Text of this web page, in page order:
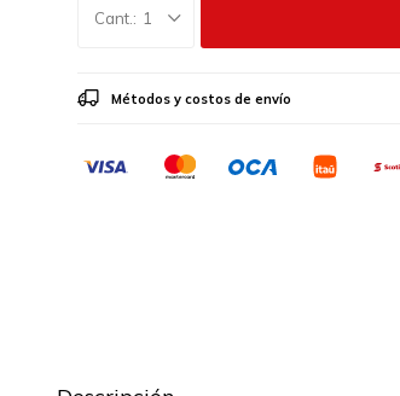
1
Métodos y costos de envío